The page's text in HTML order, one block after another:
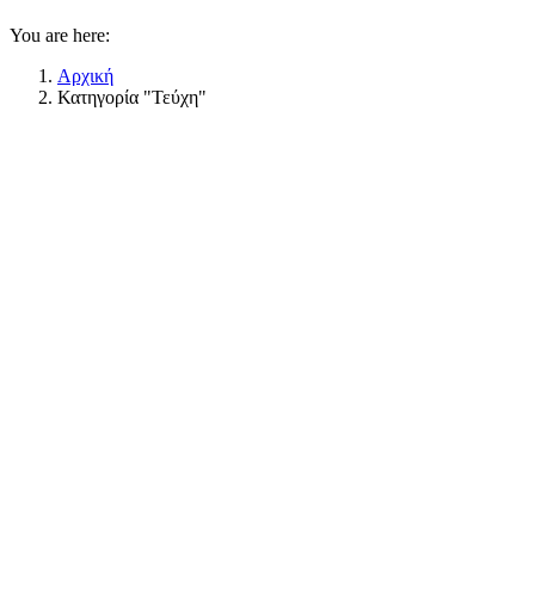
You are here:
Αρχική
Κατηγορία "Τεύχη"